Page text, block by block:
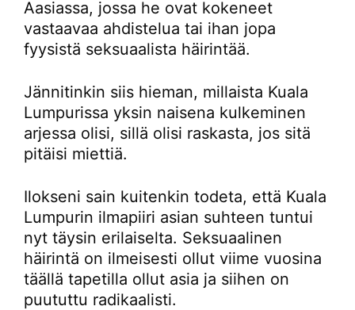
Aasiassa, jossa he ovat kokeneet
vastaavaa ahdistelua tai ihan jopa
fyysistä seksuaalista häirintää.
Jännitinkin siis hieman, millaista Kuala
Lumpurissa yksin naisena kulkeminen
arjessa olisi, sillä olisi raskasta, jos sitä
pitäisi miettiä.
Ilokseni sain kuitenkin todeta, että Kuala
Lumpurin ilmapiiri asian suhteen tuntui
nyt täysin erilaiselta. Seksuaalinen
häirintä on ilmeisesti ollut viime vuosina
täällä tapetilla ollut asia ja siihen on
puututtu radikaalisti.